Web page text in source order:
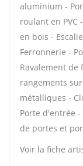
aluminium -
roulant en PVC
en bois -
Ferronnerie -
Ravalement de
rangements
métalliques -
Porte d'entrée
de portes et
Voir la fiche